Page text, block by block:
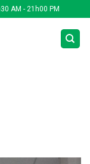
AM - 21h00 PM